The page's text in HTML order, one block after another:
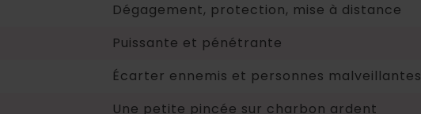
Dégagement, protection, mise à distance
Puissante et pénétrante
Écarter ennemis et personnes malveillantes
Une petite pincée sur charbon ardent